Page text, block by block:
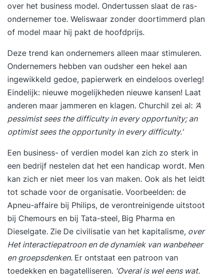
over het business model. Ondertussen slaat de ras-
ondernemer toe. Weliswaar zonder doortimmerd plan
of model maar hij pakt de hoofdprijs.
Deze trend kan ondernemers alleen maar stimuleren.
Ondernemers hebben van oudsher een hekel aan
ingewikkeld gedoe, papierwerk en eindeloos overleg!
Eindelijk: nieuwe mogelijkheden nieuwe kansen! Laat
anderen maar jammeren en klagen. Churchil zei al: ‘A
pessimist sees the difficulty in every opportunity; an
optimist sees the opportunity in every difficulty.’
Een business- of verdien model kan zich zo sterk in
een bedrijf nestelen dat het een handicap wordt. Men
kan zich er niet meer los van maken. Ook als het leidt
tot schade voor de organisatie. Voorbeelden: de
Apneu-affaire bij Philips, de verontreinigende uitstoot
bij Chemours en bij Tata-steel, Big Pharma en
Dieselgate. Zie De civilisatie van het kapitalisme, over
Het interactiepatroon en de dynamiek van wanbeheer
en groepsdenken. Er ontstaat een patroon van
toedekken en bagatelliseren. 'Overal is wel eens wat.